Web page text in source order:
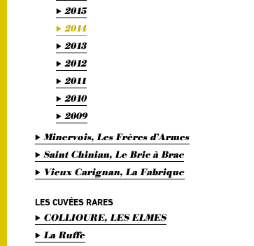
2015
2014
2013
2012
2011
2010
2009
Minervois, Les Frères d’Armes
Saint Chinian, Le Bric à Brac
Vieux Carignan, La Fabrique
LES CUVÉES RARES
COLLIOURE, LES ELMES
La Ruffe